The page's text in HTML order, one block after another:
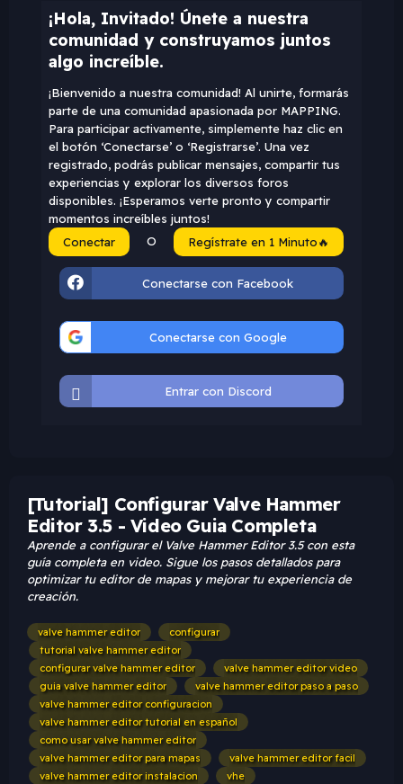
¡Hola, Invitado! Únete a nuestra
comunidad y construyamos juntos
algo increíble.
¡Bienvenido a nuestra comunidad! Al unirte, formarás
parte de una comunidad apasionada por MAPPING.
Para participar activamente, simplemente haz clic en
el botón ‘Conectarse’ o ‘Registrarse’. Una vez
registrado, podrás publicar mensajes, compartir tus
experiencias y explorar los diversos foros
disponibles. ¡Esperamos verte pronto y compartir
momentos increíbles juntos!
Conectar
O Regístrate en 1 Minuto🔥
Conectarse con Facebook
Conectarse con Google
Entrar con Discord
[Tutorial] Configurar Valve Hammer
Editor 3.5 - Video Guia Completa
Aprende a configurar el Valve Hammer Editor 3.5 con esta
guía completa en video. Sigue los pasos detallados para
optimizar tu editor de mapas y mejorar tu experiencia de
creación.
valve hammer editor
configurar
tutorial valve hammer editor
configurar valve hammer editor
valve hammer editor video
guia valve hammer editor
valve hammer editor paso a paso
valve hammer editor configuracion
valve hammer editor tutorial en español
como usar valve hammer editor
valve hammer editor para mapas
valve hammer editor facil
valve hammer editor instalacion
vhe